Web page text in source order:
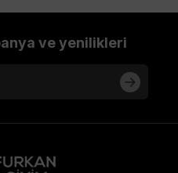
ve yenilikleri